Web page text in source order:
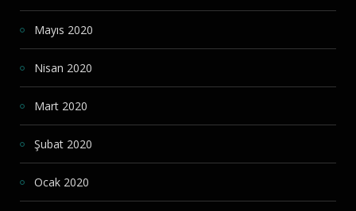
Mayıs 2020
Nisan 2020
Mart 2020
Şubat 2020
Ocak 2020